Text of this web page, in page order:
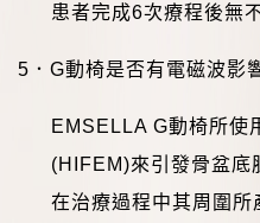
患者完成6次療程後無
5 ． G動椅是否有電磁波影
EMSELLA G動椅所使
(HIFEM)來引發骨盆底
在治療過程中其周圍